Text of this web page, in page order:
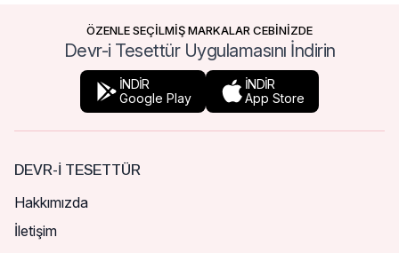
ÖZENLE SEÇİLMİŞ MARKALAR CEBİNİZDE
Devr-i Tesettür Uygulamasını İndirin
İNDİR
Google Play
İNDİR
App Store
DEVR-I TESETTÜR
Hakkımızda
İletişim